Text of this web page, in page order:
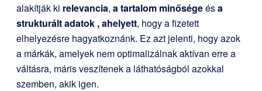
alakítják ki relevancia, a tartalom minőségeésa
strukturált adatok ,ahelyett, hogy a fizetett
elhelyezésre hagyatkoznánk. Ez azt jelenti, hogy azok
a márkák, amelyek nem optimalizálnak aktívan erre a
váltásra, máris veszítenek a láthatóságból azokkal
szemben, akik igen.